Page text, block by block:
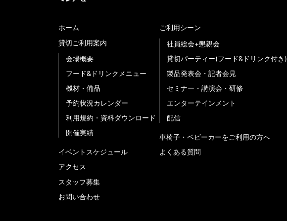
ホーム
貸切ご利用案内
会場概要
フード&ドリンクメニュー
機材・備品
予約状況カレンダー
利用規約・資料ダウンロード
開催実績
イベントスケジュール
アクセス
スタッフ募集
お問い合わせ
ご利用シーン
社員総会+懇親会
貸切パーティー(フード&ドリンク付き)
製品発表会・記者会見
セミナー・講演会・研修
エンターテインメント
配信
車椅子・ベビーカーをご利用の方へ
よくある質問